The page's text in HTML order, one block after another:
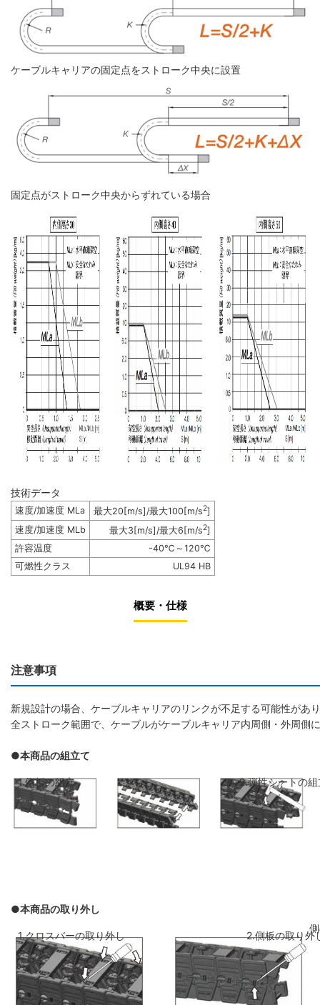
ケーブルキャリアの固定点をストローク中央に設置
固定点がストローク中央からずれている場合
技術データ
速度/加速度 MLa 最大20[m/s]/最大100[m/s2]
速度/加速度 MLb
最大3[m/s]/最大6[m/s2]
許容温度
-40℃～120℃
可燃性クラス
UL94 HB
概要・仕様
注意事項
新規設計の場合、ケーブルキャリアのリンクが不足する可能性が
全ストローク範囲で、ケーブルがケーブルキャリア内周側・外周側
●本商品の組立て
1.側板の組立 2.弾性シートの組
側板のリンクを斜めに前のリンクに差し
込み、はめ込みます
弾性シートを両
ください
●本商品の取り外し
1.クロスバーの取り外し 2.側板の取り外